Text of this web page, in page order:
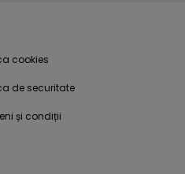
cookies
de securitate
și condiții